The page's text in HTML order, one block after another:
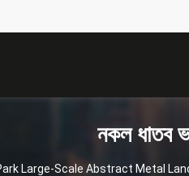
নকল ধাতব
Large-Scale Abstract Metal